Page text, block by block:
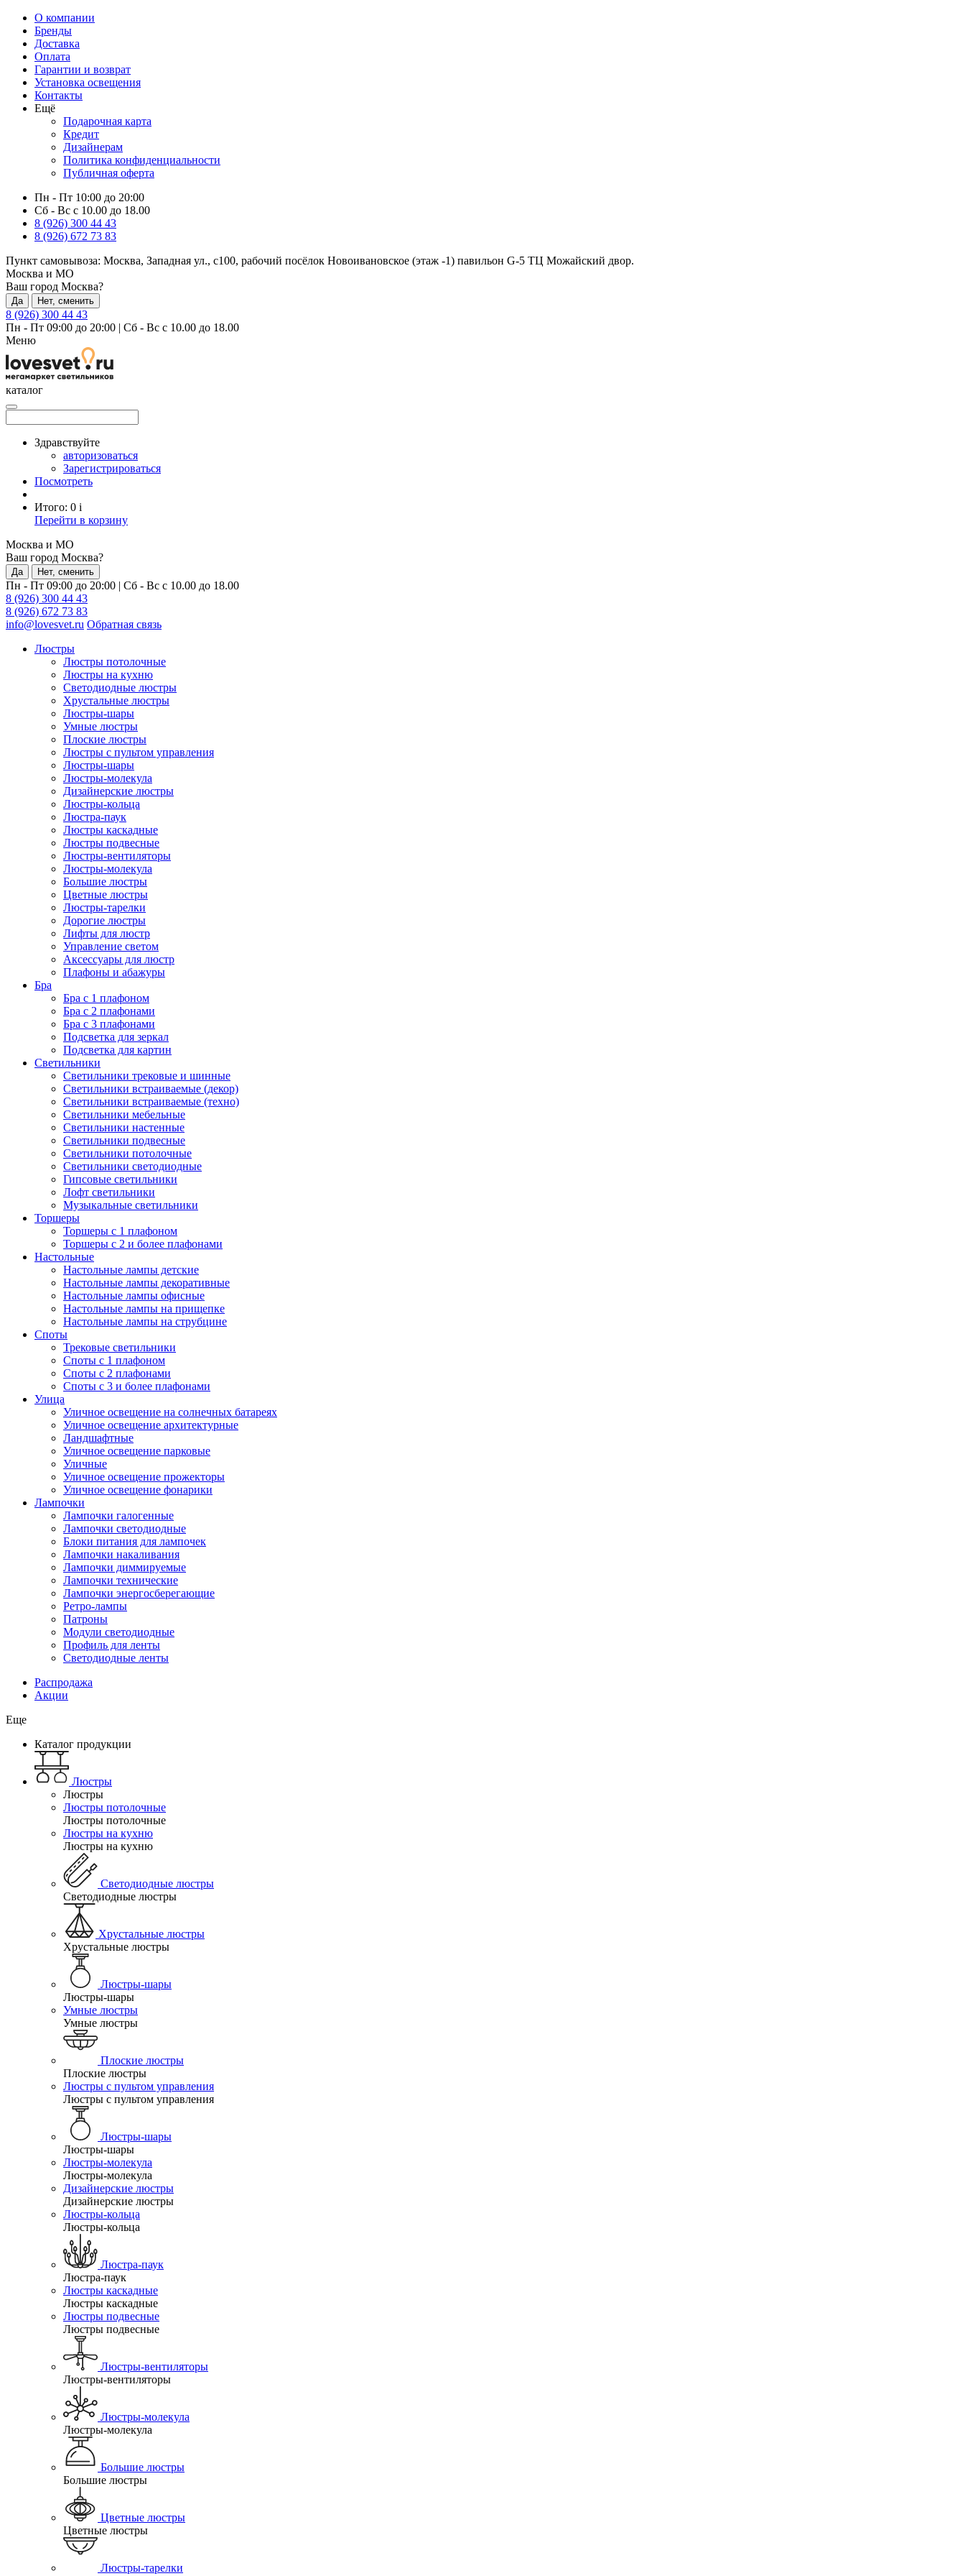
О компании
Бренды
Доставка
Оплата
Гарантии и возврат
Установка освещения
Контакты
Ещё
Подарочная карта
Кредит
Дизайнерам
Политика конфиденциальности
Публичная оферта
Пн - Пт 10:00 до 20:00
Сб - Вс с 10.00 до 18.00
8 (926) 300 44 43
8 (926) 672 73 83
Пункт самовывоза: Москва, Западная ул., с100, рабочий посёлок Новоивановское (этаж -1) павильон G-5 ТЦ Можайский двор.
Москва и МО
Ваш город Москва?
Да Нет, сменить
8 (926) 300 44 43
Пн - Пт 09:00 до 20:00 | Сб - Вс с 10.00 до 18.00
Меню
каталог
Здравствуйте
авторизоваться
Зарегистрироваться
Посмотреть
Итого: 0 i
Перейти в корзину
Москва и МО
Ваш город Москва?
Да Нет, сменить
Пн - Пт 09:00 до 20:00 | Сб - Вс с 10.00 до 18.00
8 (926) 300 44 43
8 (926) 672 73 83
info@lovesvet.ru Обратная связь
Люстры
Люстры потолочные
Люстры на кухню
Светодиодные люстры
Хрустальные люстры
Люстры-шары
Умные люстры
Плоские люстры
Люстры с пультом управления
Люстры-шары
Люстры-молекула
Дизайнерские люстры
Люстры-кольца
Люстра-паук
Люстры каскадные
Люстры подвесные
Люстры-вентиляторы
Люстры-молекула
Большие люстры
Цветные люстры
Люстры-тарелки
Дорогие люстры
Лифты для люстр
Управление светом
Аксессуары для люстр
Плафоны и абажуры
Бра
Бра с 1 плафоном
Бра с 2 плафонами
Бра с 3 плафонами
Подсветка для зеркал
Подсветка для картин
Светильники
Светильники трековые и шинные
Светильники встраиваемые (декор)
Светильники встраиваемые (техно)
Светильники мебельные
Светильники настенные
Светильники подвесные
Светильники потолочные
Светильники светодиодные
Гипсовые светильники
Лофт светильники
Музыкальные светильники
Торшеры
Торшеры с 1 плафоном
Торшеры с 2 и более плафонами
Настольные
Настольные лампы детские
Настольные лампы декоративные
Настольные лампы офисные
Настольные лампы на прищепке
Настольные лампы на струбцине
Споты
Трековые светильники
Споты с 1 плафоном
Споты с 2 плафонами
Споты с 3 и более плафонами
Улица
Уличное освещение на солнечных батареях
Уличное освещение архитектурные
Ландшафтные
Уличное освещение парковые
Уличные
Уличное освещение прожекторы
Уличное освещение фонарики
Лампочки
Лампочки галогенные
Лампочки светодиодные
Блоки питания для лампочек
Лампочки накаливания
Лампочки диммируемые
Лампочки технические
Лампочки энергосберегающие
Ретро-лампы
Патроны
Модули светодиодные
Профиль для ленты
Светодиодные ленты
Распродажа
Акции
Еще
Каталог продукции
Люстры
Люстры
Люстры потолочные
Люстры потолочные
Люстры на кухню
Люстры на кухню
Светодиодные люстры
Светодиодные люстры
Хрустальные люстры
Хрустальные люстры
Люстры-шары
Люстры-шары
Умные люстры
Умные люстры
Плоские люстры
Плоские люстры
Люстры с пультом управления
Люстры с пультом управления
Люстры-шары
Люстры-шары
Люстры-молекула
Люстры-молекула
Дизайнерские люстры
Дизайнерские люстры
Люстры-кольца
Люстры-кольца
Люстра-паук
Люстра-паук
Люстры каскадные
Люстры каскадные
Люстры подвесные
Люстры подвесные
Люстры-вентиляторы
Люстры-вентиляторы
Люстры-молекула
Люстры-молекула
Большие люстры
Большие люстры
Цветные люстры
Цветные люстры
Люстры-тарелки